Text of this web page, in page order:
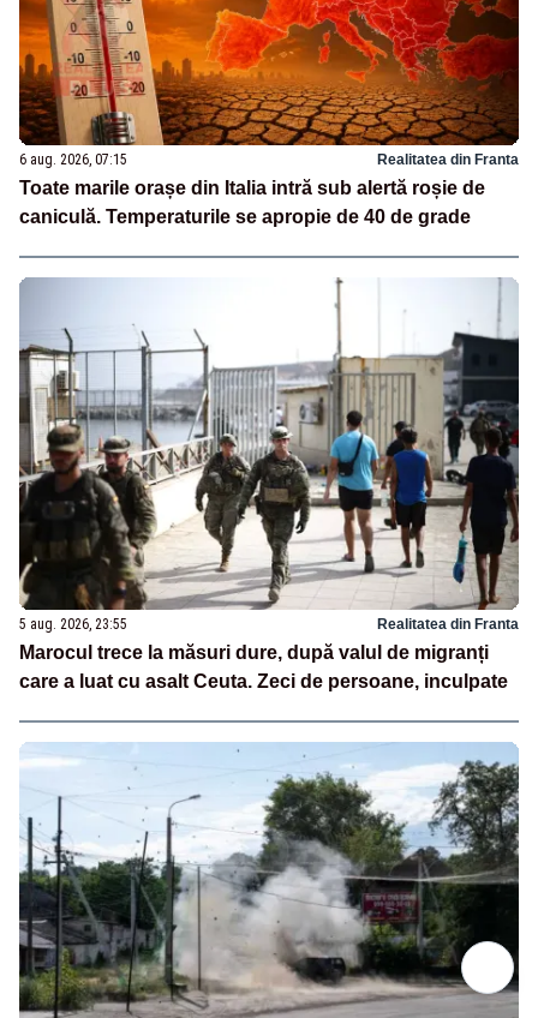
6 aug. 2026, 07:15 Realitatea din Franta
Toate marile orașe din Italia intră sub alertă roșie de
caniculă. Temperaturile se apropie de 40 de grade
5 aug. 2026, 23:55 Realitatea din Franta
Marocul trece la măsuri dure, după valul de migranți
care a luat cu asalt Ceuta. Zeci de persoane, inculpate